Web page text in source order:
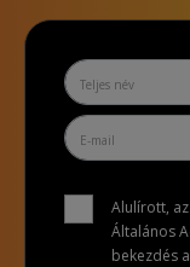
Alulírott,
Általános
bekezdés